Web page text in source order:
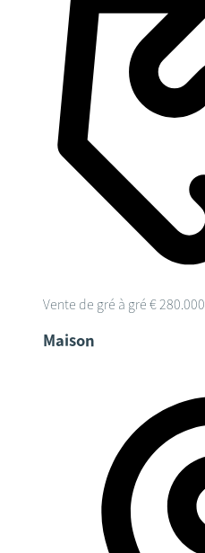
Vente de gré à gré € 280.000
Maison